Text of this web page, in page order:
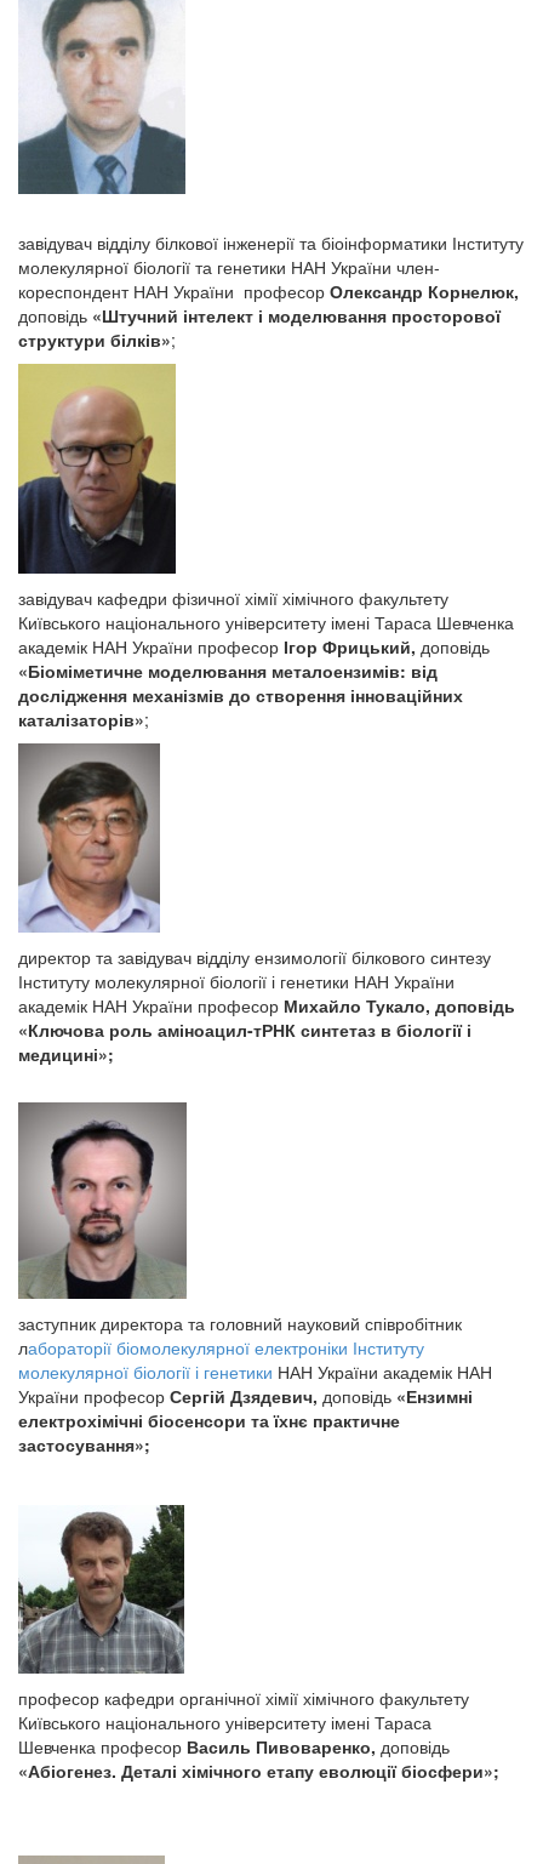
завідувач відділу білкової інженерії та біоінформатики Інституту
молекулярної біології та генетики НАН України член-
кореспондент НАН України професор Олександр Корнелюк,
доповідь «Штучний інтелект і моделювання просторової
структури білків»;
завідувач кафедри фізичної хімії хімічного факультету
Київського національного університету імені Тараса Шевченка
академік НАН України професор Ігор Фрицький, доповідь
«Біоміметичне моделювання металоензимів: від
дослідження механізмів до створення інноваційних
каталізаторів»;
директор та завідувач відділу ензимології білкового синтезу
Інституту молекулярної біології і генетики НАН України
академік НАН України професор Михайло Тукало, доповідь
«Ключова роль аміноацил-тРНК синтетаз в біології і
медицині»;
заступник директора та головний науковий співробітник
лабораторії біомолекулярної електроніки Інституту
молекулярної біології і генетики НАН України академік НАН
України професор Сергій Дзядевич, доповідь «Ензимні
електрохімічні біосенсори та їхнє практичне
застосування»;
професор кафедри органічної хімії хімічного факультету
Київського національного університету імені Тараса
Шевченка професор Василь Пивоваренко, доповідь
«Абіогенез. Деталі хімічного етапу еволюції біосфери»;